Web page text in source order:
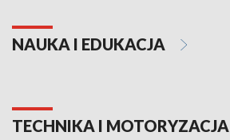
NAUKA I EDUKACJA
TECHNIKA I MOTORYZACJA